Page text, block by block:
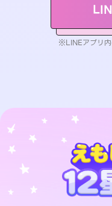
※LINEアプリ内